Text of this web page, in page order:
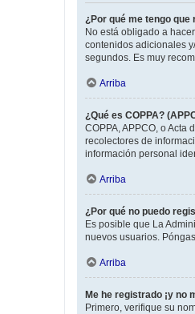
¿Por qué me tengo que
No está obligado a
contenidos adicionales
segundos. Es muy
Arriba
¿Qué es COPPA?
COPPA, APPCO, o
recolectores de
información personal
Arriba
¿Por qué no puedo
Es posible que La
nuevos usuarios.
Arriba
Me he registrado ¡y no
Primero, verifique su